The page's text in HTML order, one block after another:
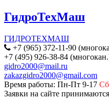
ГидроТехМаш
ГИДРОТЕХМАШ
+7 (965) 372-11-90
+7 (495) 926-38-84
gidro2000@mail.ru
zakazgidro2000@gmail.com
Время работы: Пн-Пт 9-17 Сб
Заявки на сайте